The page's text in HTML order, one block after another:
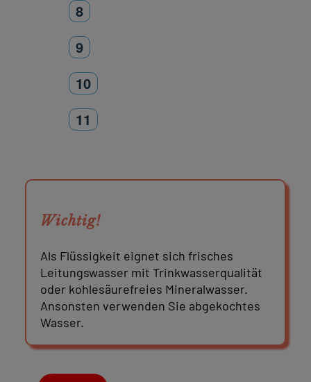
8
9
10
11
Wichtig!
Als Flüssigkeit eignet sich frisches
Leitungswasser mit Trinkwasserqualität
oder kohlesäurefreies Mineralwasser.
Ansonsten verwenden Sie abgekochtes
Wasser.